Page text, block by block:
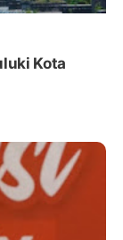
Kota